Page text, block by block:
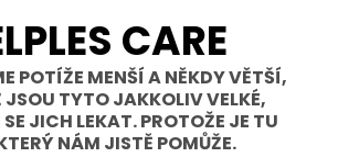
CARE
POTÍŽE MENŠÍ A NĚKDY VĚTŠÍ,
JSOU TYTO JAKKOLIV VELKÉ,
JICH LEKAT. PROTOŽE JE TU
NÁM JISTĚ POMŮŽE.